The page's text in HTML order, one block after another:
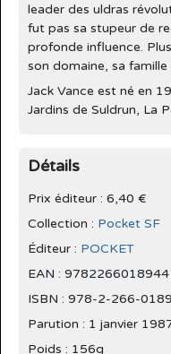
leader des uldras
fut pas sa stupeur de
profonde influence.
son domaine, sa
Jack Vance est né en
Jardins de Suldrun, La
Détails
Prix éditeur : 6,40 €
Collection : Pocket SF
Éditeur : POCKET
EAN : 9782266018944
ISBN : 978-2-266-
Parution : 1 janvier
Poids : 156g